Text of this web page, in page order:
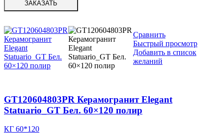
ЗАКАЗАТЬ
Сравнить
Быстрый просмотр
Добавить в список
желаний
GT120604803PR Керамогранит Elegant
Statuario_GT Бел. 60×120 полир
КГ 60*120